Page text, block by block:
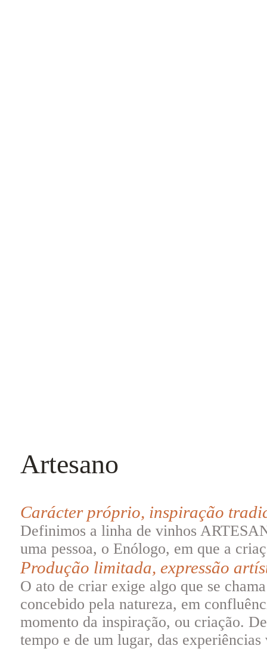
Artesano
Carácter próprio, inspiração
Definimos a linha de vinhos
uma pessoa, o Enólogo, em que a
Produção limitada, expressão
O ato de criar exige algo que se
concebido pela natureza, em
momento da inspiração, ou criação.
tempo e de um lugar, das